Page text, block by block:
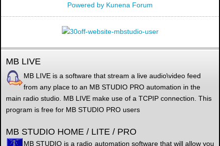
Powered by Kunena Forum
MB LIVE
MB LIVE is a software that stream a live audio\video feed
from any place to an MB STUDIO PRO automation in the
main radio studio. MB LIVE make use of a TCPIP connection. This
program is free for MB STUDIO PRO users
MB STUDIO HOME / LITE / PRO
MB STUDIO is a radio automation software that will allow you